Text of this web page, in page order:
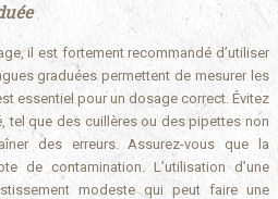
il est fortement recommandé d’utiliser
graduées permettent de mesurer les
essentiel pour un dosage correct. Évitez
tel que des cuillères ou des pipettes non
des erreurs. Assurez-vous que la
de contamination. L’utilisation d’une
modeste qui peut faire une